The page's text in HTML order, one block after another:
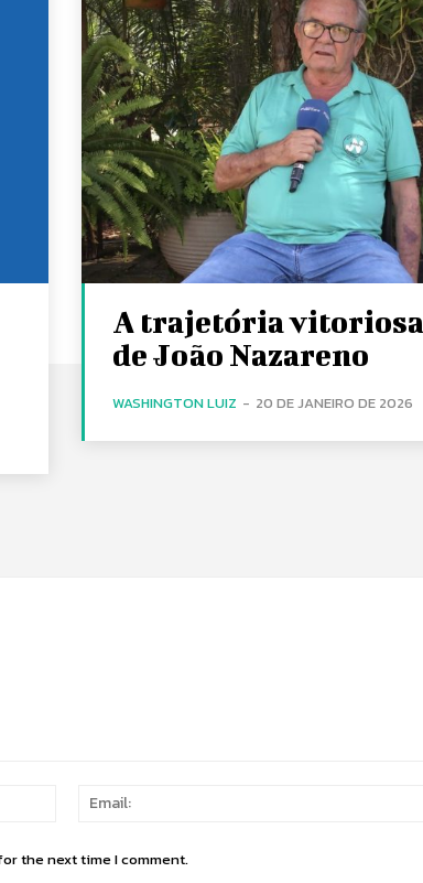
A trajetória vitoriosa
de João Nazareno
WASHINGTON LUIZ - 20 DE JANEIRO DE 2026
Name:
the next time I comment.